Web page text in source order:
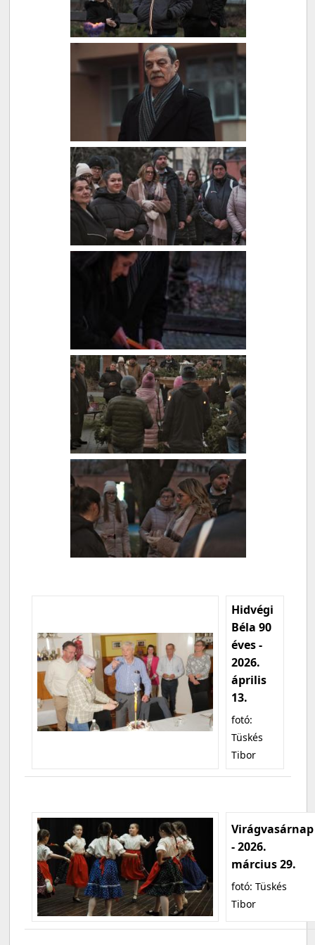
Hidvégi
Béla 90
éves -
2026.
április
13.
fotó:
Tüskés
Tibor
Virágvasárnap
- 2026.
március 29.
fotó: Tüskés
Tibor